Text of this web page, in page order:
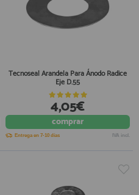
Tecnoseal Arandela Para Ánodo Radice
Eje D.55
4,05€
comprar
Entrega en 7-10 días IVA incl.